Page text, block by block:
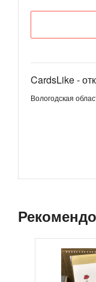
CardsLike -
Вологодская